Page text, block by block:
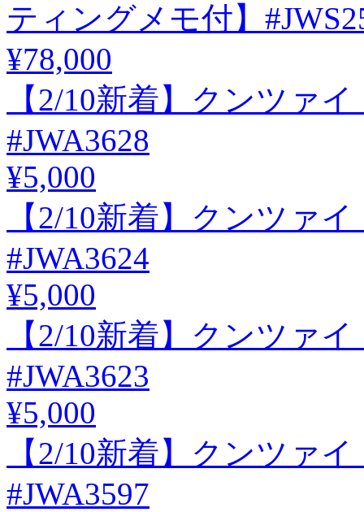
ティングメモ付】
¥78,000
【2/10新着】クンツァ
#JWA3628
¥5,000
【2/10新着】クンツァ
#JWA3624
¥5,000
【2/10新着】クンツァ
#JWA3623
¥5,000
【2/10新着】クンツァ
#JWA3597